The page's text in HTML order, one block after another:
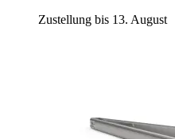
Zustellung bis 13. August